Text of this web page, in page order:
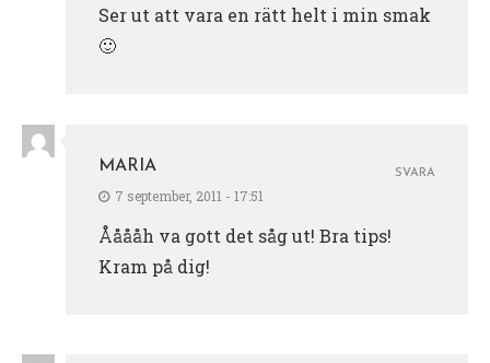
Ser ut att vara en rätt helt i min smak
🙂
MARIA
7 september, 2011 - 17:51
Ååååh va gott det såg ut! Bra tips!
Kram på dig!
SVARA